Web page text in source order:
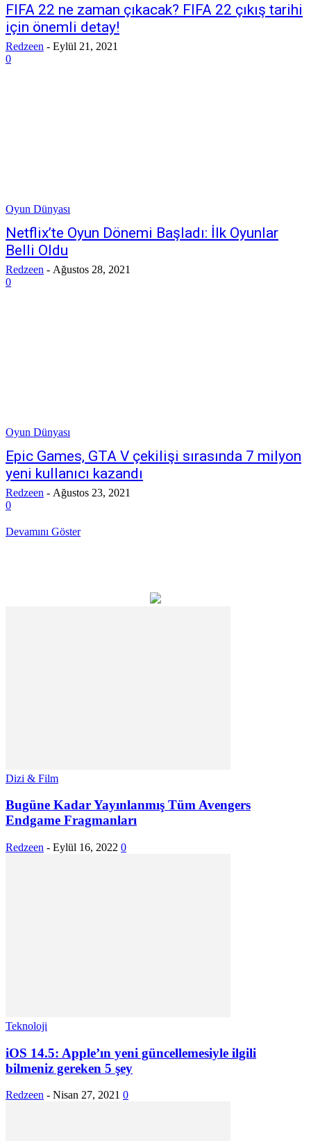
FIFA 22 ne zaman çıkacak? FIFA 22 çıkış tarihi
için önemli detay!
Redzeen - Eylül 21, 2021
0
Oyun Dünyası
Netflix’te Oyun Dönemi Başladı: İlk Oyunlar
Belli Oldu
Redzeen - Ağustos 28, 2021
0
Oyun Dünyası
Epic Games, GTA V çekilişi sırasında 7 milyon
yeni kullanıcı kazandı
Redzeen - Ağustos 23, 2021
0
Devamını Göster
Dizi & Film
Bugüne Kadar Yayınlanmış Tüm Avengers
Endgame Fragmanları
Redzeen - Eylül 16, 2022 0
Teknoloji
iOS 14.5: Apple’ın yeni güncellemesiyle ilgili
bilmeniz gereken 5 şey
Redzeen - Nisan 27, 2021 0